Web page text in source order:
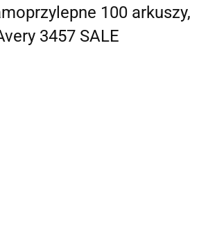
100 arkuszy,
3457 SALE